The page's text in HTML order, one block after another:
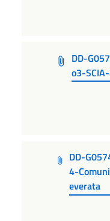
DD-
o3-
DD-
4-
everata